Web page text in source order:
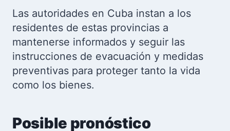
Las autoridades en Cuba instan a los
residentes de estas provincias a
mantenerse informados y seguir las
instrucciones de evacuación y medidas
preventivas para proteger tanto la vida
como los bienes.
Posible pronóstico